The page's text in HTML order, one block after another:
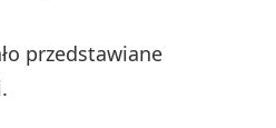
przedstawiane